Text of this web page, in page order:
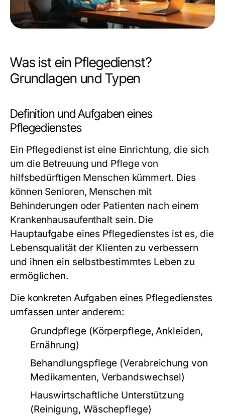
Was ist ein Pflegedienst?
Grundlagen und Typen
Definition und Aufgaben eines
Pflegedienstes
Ein Pflegedienst ist eine Einrichtung, die sich
um die Betreuung und Pflege von
hilfsbedürftigen Menschen kümmert. Dies
können Senioren, Menschen mit
Behinderungen oder Patienten nach einem
Krankenhausaufenthalt sein. Die
Hauptaufgabe eines Pflegedienstes ist es, die
Lebensqualität der Klienten zu verbessern
und ihnen ein selbstbestimmtes Leben zu
ermöglichen.
Die konkreten Aufgaben eines Pflegedienstes
umfassen unter anderem:
Grundpflege (Körperpflege, Ankleiden,
Ernährung)
Behandlungspflege (Verabreichung von
Medikamenten, Verbandswechsel)
Hauswirtschaftliche Unterstützung
(Reinigung, Wäschepflege)